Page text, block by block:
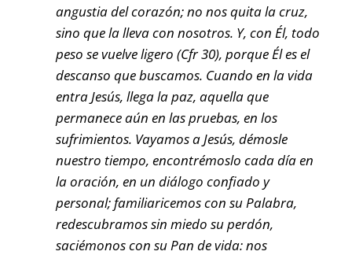
angustia del corazón; no nos quita la cruz,
sino que la lleva con nosotros. Y, con Él, todo
peso se vuelve ligero (Cfr 30), porque Él es el
descanso que buscamos. Cuando en la vida
entra Jesús, llega la paz, aquella que
permanece aún en las pruebas, en los
sufrimientos. Vayamos a Jesús, démosle
nuestro tiempo, encontrémoslo cada día en
la oración, en un diálogo confiado y
personal; familiaricemos con su Palabra,
redescubramos sin miedo su perdón,
saciémonos con su Pan de vida: nos